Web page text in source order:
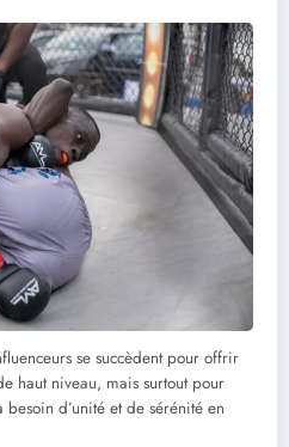
se succèdent pour offrir
haut niveau, mais surtout pour
d’unité et de sérénité en